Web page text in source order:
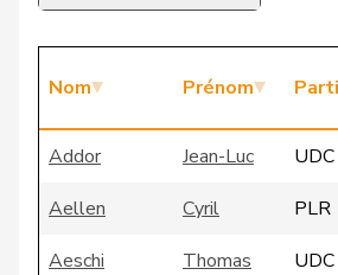
Nom Prénom Parti
Addor Jean-Luc UDC
Aellen
Cyril PLR
Aeschi
Thomas UDC